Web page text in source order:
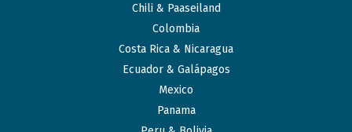
Chili & Paaseiland
Colombia
Costa Rica & Nicaragua
Ecuador & Galápagos
Mexico
Panama